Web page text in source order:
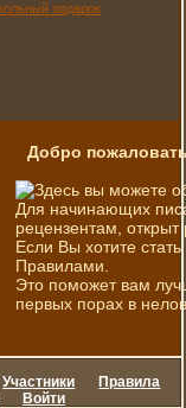
Добро
Здесь вы можете
Для начинающих
рецензентам, открыт
Если Вы хотите
Правилами.
Это поможет вам
первых порах в
Участники
Правила
Войти